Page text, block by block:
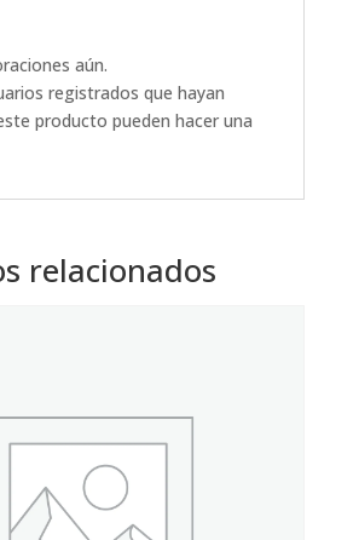
aún.
registrados que hayan
producto pueden hacer una
relacionados